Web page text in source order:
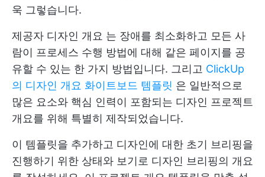
욱 그렇습니다.
제공자 디자인 개요 는 장애를 최소화하고 모든 사
람이 프로세스 수행 방법에 대해 같은 페이지를 공
유할 수 있는 한 가지 방법입니다. 그리고 ClickUp
의 디자인 개요 화이트보드 템플릿 은 일반적으로
많은 요소와 핵심 인력이 포함되는 디자인 프로젝트
개요를 위해 특별히 제작되었습니다.
이 템플릿을 추가하고 디자인에 대한 초기 브리핑을
진행하기 위한 상태와 보기로 디자인 브리핑의 개요